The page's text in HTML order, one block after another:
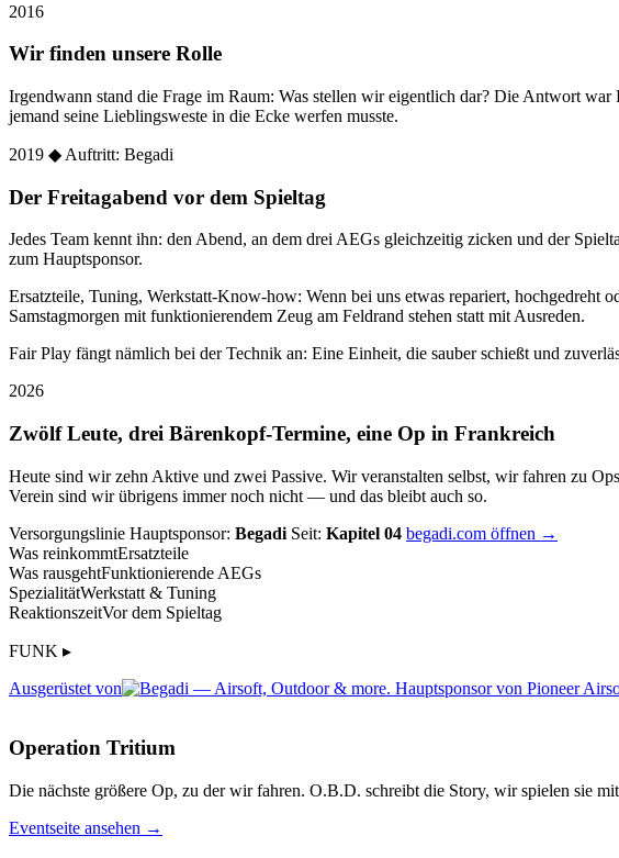
2016
Wir finden unsere Rolle
Irgendwann stand die Frage im Raum: Was stellen wir eigentlich dar? Die Antwort
jemand seine Lieblingsweste in die Ecke werfen musste.
2019 ◆ Auftritt: Begadi
Der Freitagabend vor dem Spieltag
Jedes Team kennt ihn: den Abend, an dem drei AEGs gleichzeitig zicken und der
zum Hauptsponsor.
Ersatzteile, Tuning, Werkstatt-Know-how: Wenn bei uns etwas repariert,
Samstagmorgen mit funktionierendem Zeug am Feldrand stehen statt mit Ausreden.
Fair Play fängt nämlich bei der Technik an: Eine Einheit, die sauber schießt und
2026
Zwölf Leute, drei Bärenkopf-Termine, eine Op in Frankreich
Heute sind wir zehn Aktive und zwei Passive. Wir veranstalten selbst, wir fahren zu
Verein sind wir übrigens immer noch nicht — und das bleibt auch so.
Versorgungslinie Hauptsponsor: Begadi Seit: Kapitel 04 begadi.com öffnen →
Was reinkommtErsatzteile
Was rausgehtFunktionierende AEGs
SpezialitätWerkstatt & Tuning
ReaktionszeitVor dem Spieltag
FUNK ▸
Ausgerüstet von
Operation Tritium
Die nächste größere Op, zu der wir fahren. O.B.D. schreibt die Story, wir spielen sie
Eventseite ansehen →